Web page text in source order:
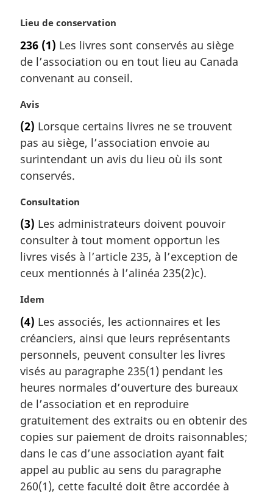
N
t
e
m
r
i
n
a
e
:
Lieu de conservation
236 (1) Les livres sont conservés au siège
de l’association ou en tout lieu au Canada
convenant au conseil.
N
t
e
m
a
g
n
a
l
e
:
Avis
(2) Lorsque certains livres ne se trouvent
pas au siège, l’association envoie au
surintendant un avis du lieu où ils sont
conservés.
N
t
e
m
a
g
n
a
e
:
Consultation
(3) Les administrateurs doivent pouvoir
consulter à tout moment opportun les
livres visés à l’article 235, à l’exception de
ceux mentionnés à l’alinéa 235(2)c).
N
t
e
m
r
g
i
n
a
e
:
Idem
(4) Les associés, les actionnaires et les
créanciers, ainsi que leurs représentants
personnels, peuvent consulter les livres
visés au paragraphe 235(1) pendant les
heures normales d’ouverture des bureaux
de l’association et en reproduire
gratuitement des extraits ou en obtenir des
copies sur paiement de droits raisonnables;
dans le cas d’une association ayant fait
appel au public au sens du paragraphe
260(1), cette faculté doit être accordée à